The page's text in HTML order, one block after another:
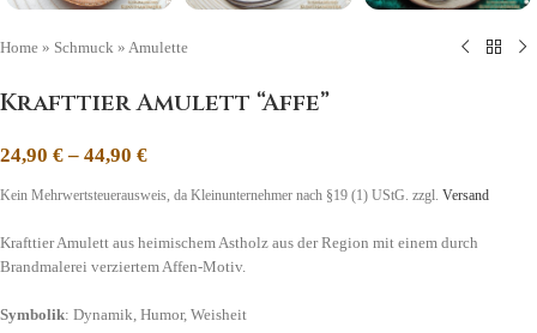
Home » Schmuck » Amulette
Krafttier Amulett “Affe”
24,90 €– 44,90 €
Kein Mehrwertsteuerausweis, da Kleinunternehmer nach §19 (1) UStG. zzgl. Versand
Krafttier Amulett aus heimischem Astholz aus der Region mit einem durch
Brandmalerei verziertem Affen-Motiv.
Symbolik: Dynamik, Humor, Weisheit